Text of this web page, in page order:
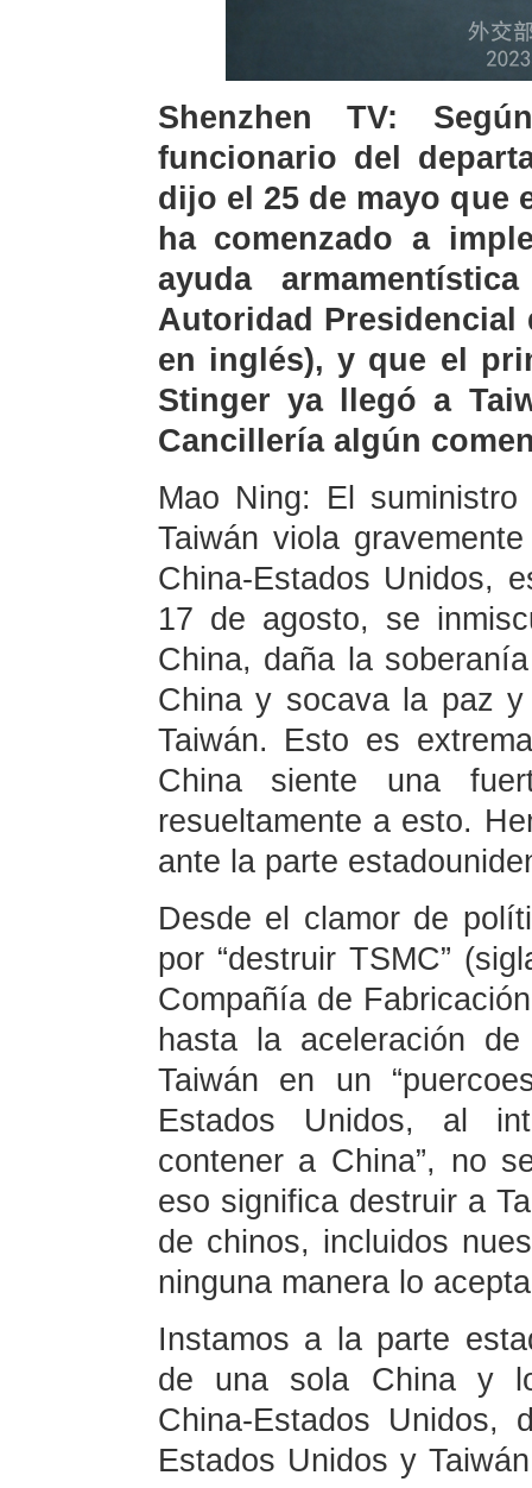
Shenzhen TV:
funcionario del
dijo el 25 de mayo que
ha comenzado a
ayuda
Autoridad Presidencial
en inglés), y que el
Stinger ya llegó a
Cancillería algún
Mao Ning: El
Taiwán viola
China-Estados Unidos,
17 de agosto, se
China, daña la
China y socava la paz
Taiwán. Esto es
China siente una
resueltamente a esto.
ante la parte
Desde el clamor de
por “destruir TSMC”
Compañía de
hasta la aceleración
Taiwán en un
Estados Unidos, al
contener a China”, no
eso significa destruir a
de chinos, incluidos
ninguna manera lo
Instamos a la parte
de una sola China y
China-Estados Unidos,
Estados Unidos y